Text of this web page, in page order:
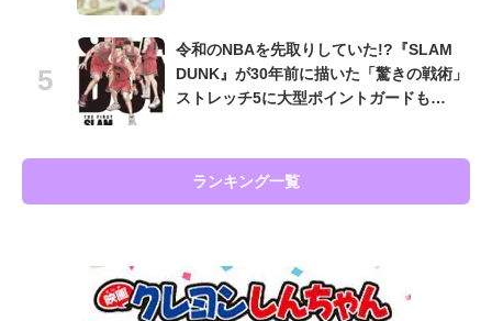
令和のNBAを先取りしていた!?『SLAM
DUNK』が30年前に描いた「驚きの戦術」
ストレッチ5に大型ポイントガードも…
ランキング一覧